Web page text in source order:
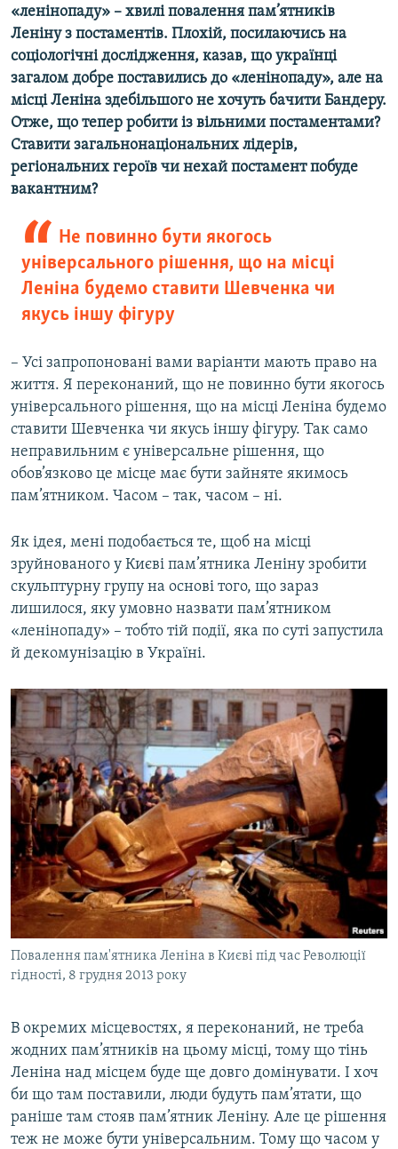
«ленінопаду» – хвилі повалення пам’ятників
Леніну з постаментів. Плохій, посилаючись на
соціологічні дослідження, казав, що українці
загалом добре поставились до «ленінопаду», але на
місці Леніна здебільшого не хочуть бачити Бандеру.
Отже, що тепер робити із вільними постаментами?
Ставити загальнонаціональних лідерів,
регіональних героїв чи нехай постамент побуде
вакантним?
Не повинно бути якогось
універсального рішення, що на місці
Леніна будемо ставити Шевченка чи
якусь іншу фігуру
– Усі запропоновані вами варіанти мають право на
життя. Я переконаний, що не повинно бути якогось
універсального рішення, що на місці Леніна будемо
ставити Шевченка чи якусь іншу фігуру. Так само
неправильним є універсальне рішення, що
обов’язково це місце має бути зайняте якимось
пам’ятником. Часом – так, часом – ні.
Як ідея, мені подобається те, щоб на місці
зруйнованого у Києві пам’ятника Леніну зробити
скульптурну групу на основі того, що зараз
лишилося, яку умовно назвати пам’ятником
«ленінопаду» – тобто тій події, яка по суті запустила
й декомунізацію в Україні.
Повалення пам'ятника Леніна в Києві під час Революції
гідності, 8 грудня 2013 року
В окремих місцевостях, я переконаний, не треба
жодних пам’ятників на цьому місці, тому що тінь
Леніна над місцем буде ще довго домінувати. І хоч
би що там поставили, люди будуть пам’ятати, що
раніше там стояв пам’ятник Леніну. Але це рішення
теж не може бути універсальним. Тому що часом у